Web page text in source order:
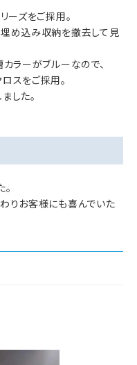
ーズをご採用。
め込み収納を撤去して見
ラーがブルーなので、
スをご採用。
した。
りお客様にも喜んでいた